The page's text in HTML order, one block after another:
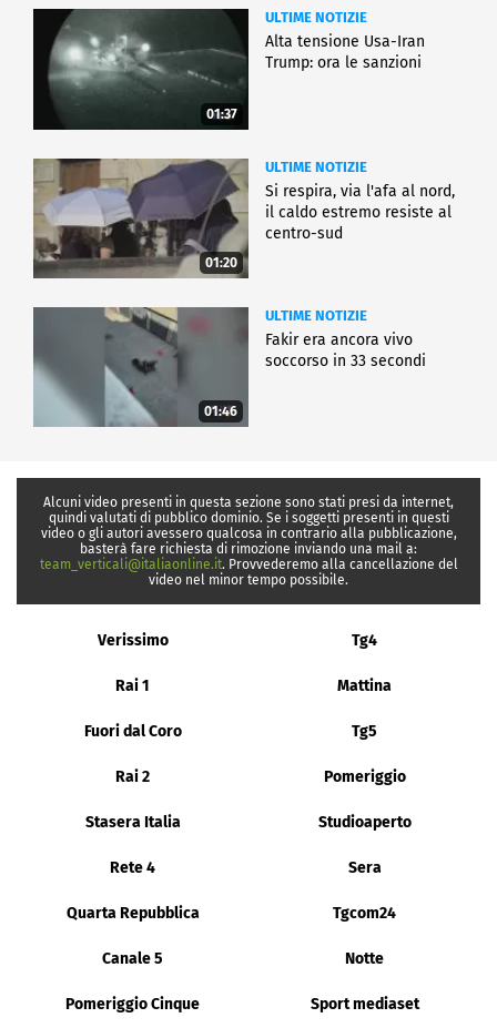
01:37
ULTIME NOTIZIE
Alta tensione Usa-Iran
Trump: ora le sanzioni
01:20
ULTIME NOTIZIE
Si respira, via l'afa al nord,
il caldo estremo resiste al
centro-sud
01:46
ULTIME NOTIZIE
Fakir era ancora vivo
soccorso in 33 secondi
Alcuni video presenti in questa sezione sono stati presi da internet,
quindi valutati di pubblico dominio. Se i soggetti presenti in questi
video o gli autori avessero qualcosa in contrario alla pubblicazione,
basterà fare richiesta di rimozione inviando una mail a:
team_verticali@italiaonline.it. Provvederemo alla cancellazione del
video nel minor tempo possibile.
Verissimo Tg4
Rai 1 Mattina
Fuori dal Coro Tg5
Rai 2 Pomeriggio
Stasera Italia Studioaperto
Rete 4 Sera
Quarta Repubblica Tgcom24
Canale 5 Notte
Pomeriggio Cinque Sport mediaset